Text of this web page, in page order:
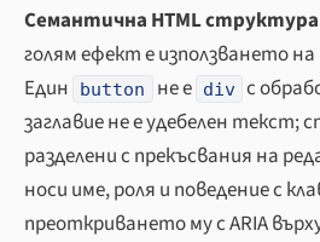
Семантична HTML
голям ефект е използването
Един
button не е div с
заглавие не е удебелен текст;
разделени с прекъсвания на
носи име, роля и поведение с
преоткриването му с ARIA